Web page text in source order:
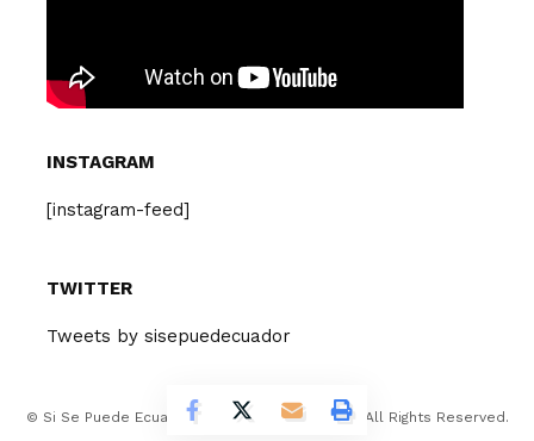
INSTAGRAM
[instagram-feed]
TWITTER
Tweets by sisepuedecuador
© Si Se Puede Ecuador Design Company 2026. All Rights Reserved.